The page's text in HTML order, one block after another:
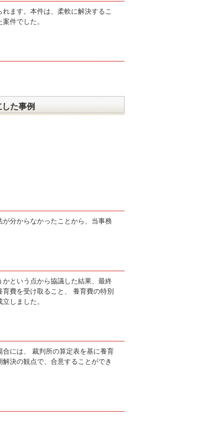
ます。本件は、柔軟に解決するこ
件でした。
た事例
分からなかったことから、当事務
という点から協議した結果、最終
費を受け取ること、 養育費の特別
しました。
には、 裁判所の算定表を基に養育
決の観点で、合意することができ